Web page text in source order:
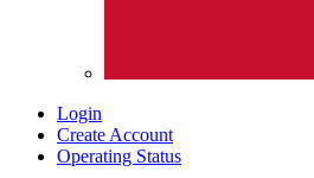
Login
Create Account
Operating Status